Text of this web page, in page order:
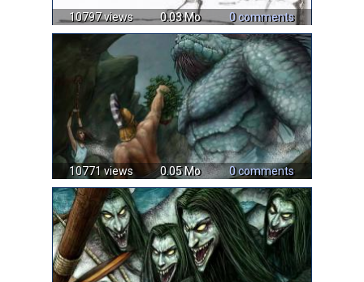
10797 views 0.03 Mo 0 comments
10771 views 0.05 Mo 0 comments